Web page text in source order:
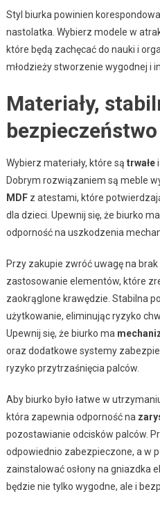
Styl biurka powinien
nastolatka. Wybierz modele w
które będą zachęcać do nauki i
młodzieży stworzenie wygodnej i
Materiały,
Wybierz materiały, które są trwałei
Dobrym rozwiązaniem są meble
MDFz atestami, które
dla dzieci. Upewnij się, że biurko ma
odporność na uszkodzenia
Przy zakupie zwróć uwagę na brak
zastosowanie elementów, które
zaokrąglone krawędzie. Stabilna
użytkowanie, eliminując ryzyko
Upewnij się, że biurko ma
oraz dodatkowe systemy
ryzyko przytrzaśnięcia palców.
Aby biurko było łatwe w
która zapewnia odporność na
pozostawianie odcisków palców.
odpowiednio zabezpieczone, a w
zainstalować osłony na gniazdka
będzie nie tylko wygodne, ale i